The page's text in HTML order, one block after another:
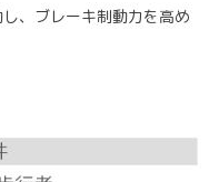
、ブレーキ制動力を高め